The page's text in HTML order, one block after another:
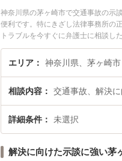
神奈川県の茅ヶ崎市で交通事故の示
便利です。特にきざし法律事務所の
トラブルを今すぐに弁護士に相談
茅ヶ崎市内の弁護士に相談予約した
エリア 神奈川県、茅ヶ崎市
相談内容 交通事故、解決
詳細条件 未選択
解決に向けた示談に強い茅